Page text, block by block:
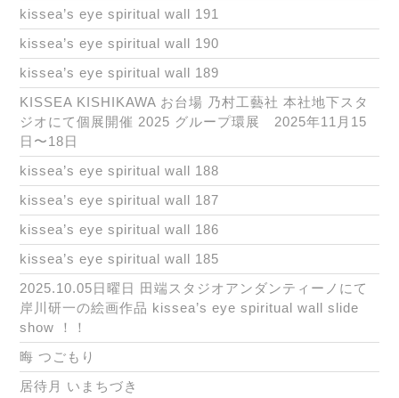
kissea’s eye spiritual wall 191
kissea’s eye spiritual wall 190
kissea’s eye spiritual wall 189
KISSEA KISHIKAWA お台場 乃村工藝社 本社地下スタ
ジオにて個展開催 2025 グループ環展 2025年11月15
日〜18日
kissea’s eye spiritual wall 188
kissea’s eye spiritual wall 187
kissea’s eye spiritual wall 186
kissea’s eye spiritual wall 185
2025.10.05日曜日 田端スタジオアンダンティーノにて
岸川研一の絵画作品 kissea’s eye spiritual wall slide
show ！！
晦 つごもり
居待月 いまちづき